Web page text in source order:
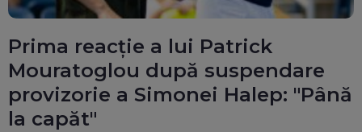
Prima reacție a lui Patrick
Mouratoglou după suspendare
provizorie a Simonei Halep: "Până
la capăt"